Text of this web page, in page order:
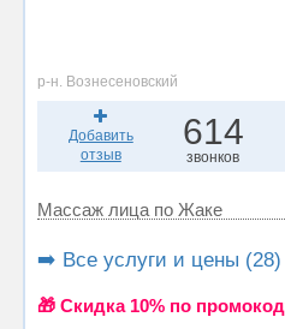
р-н. Вознесеновский
Добавить
отзыв
614
звонков
Массаж лица по Жаке
➡️ Все услуги и цены (28)
🎁 Cкидка 10% по